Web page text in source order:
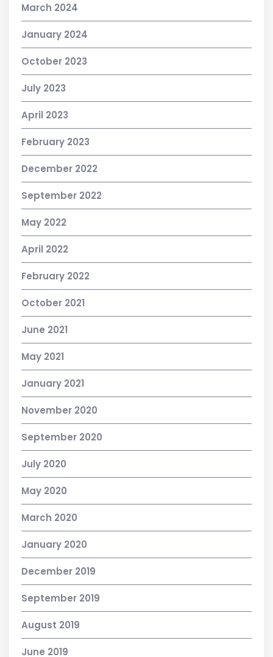
March 2024
January 2024
October 2023
July 2023
April 2023
February 2023
December 2022
September 2022
May 2022
April 2022
February 2022
October 2021
June 2021
May 2021
January 2021
November 2020
September 2020
July 2020
May 2020
March 2020
January 2020
December 2019
September 2019
August 2019
June 2019